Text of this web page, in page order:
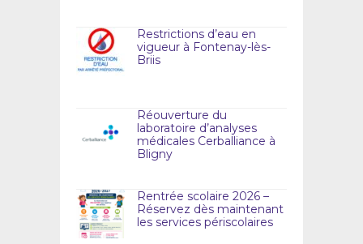
Restrictions d’eau en
vigueur à Fontenay-lès-
Briis
Réouverture du
laboratoire d’analyses
médicales Cerballiance à
Bligny
Rentrée scolaire 2026 –
Réservez dès maintenant
les services périscolaires